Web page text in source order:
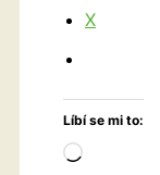
X
Líbí se mi to:
Načítání…